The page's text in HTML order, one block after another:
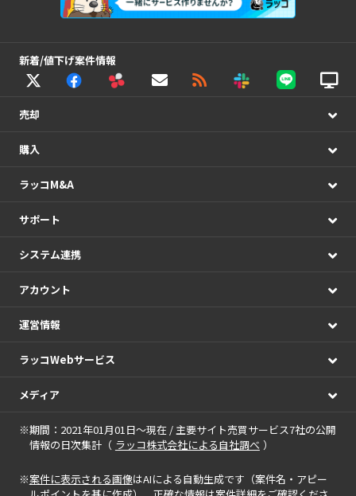
新着/値下げ案件情報
売却
購入
ラッコM&A
サポート
システム連携
アカウント
運営情報
ラッコWebサービス
メディア
※期間：2021年01月01日～現在 / 主要サイト売買サービス7社の公開
情報の日次集計（ ラッコ株式会社による自社調べ ）
※案件に表示される画像はAIによる自動生成です（案件名・アピー